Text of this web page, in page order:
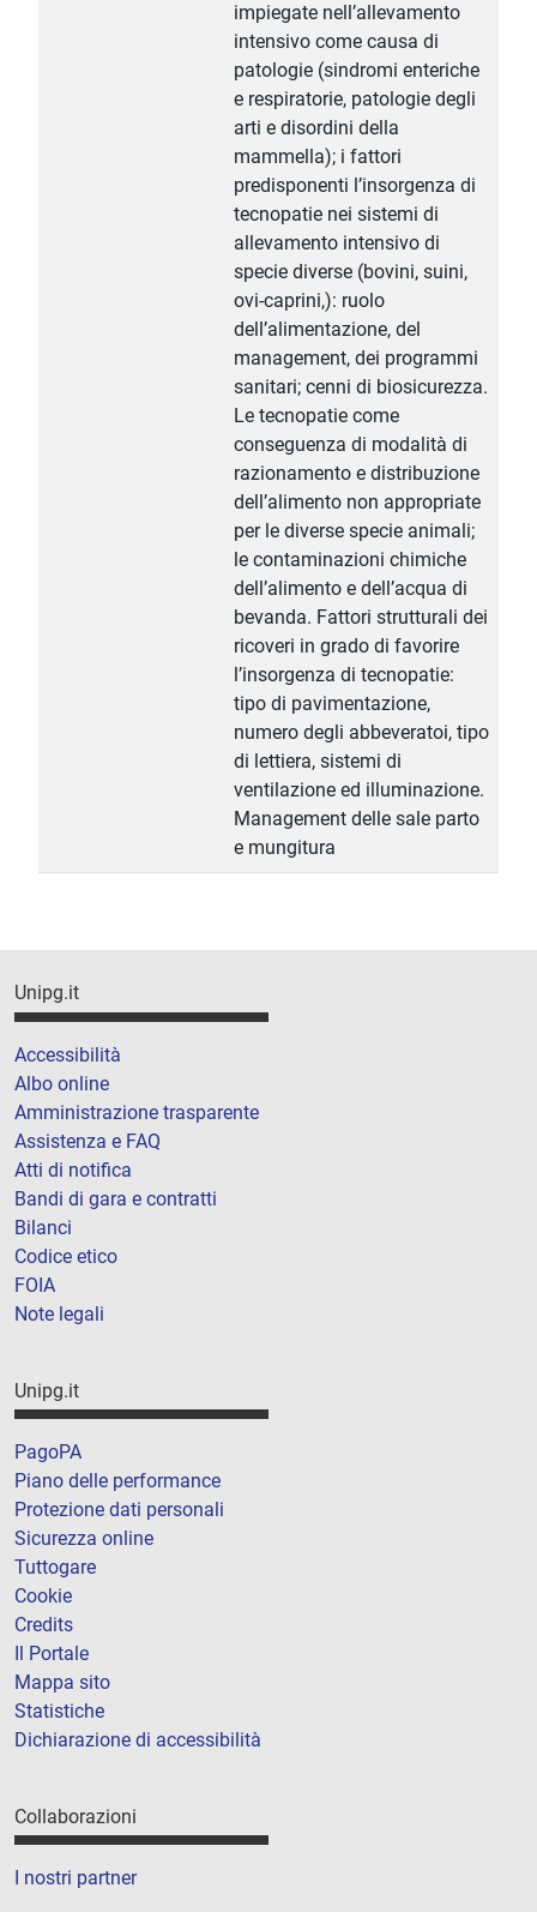
impiegate nell’allevamento
intensivo come causa di
patologie (sindromi enteriche
e respiratorie, patologie degli
arti e disordini della
mammella); i fattori
predisponenti l’insorgenza di
tecnopatie nei sistemi di
allevamento intensivo di
specie diverse (bovini, suini,
ovi-caprini,): ruolo
dell’alimentazione, del
management, dei programmi
sanitari; cenni di biosicurezza.
Le tecnopatie come
conseguenza di modalità di
razionamento e distribuzione
dell’alimento non appropriate
per le diverse specie animali;
le contaminazioni chimiche
dell’alimento e dell’acqua di
bevanda. Fattori strutturali dei
ricoveri in grado di favorire
l’insorgenza di tecnopatie:
tipo di pavimentazione,
numero degli abbeveratoi, tipo
di lettiera, sistemi di
ventilazione ed illuminazione.
Management delle sale parto
e mungitura
Unipg.it
Accessibilità
Albo online
Amministrazione trasparente
Assistenza e FAQ
Atti di notifica
Bandi di gara e contratti
Bilanci
Codice etico
FOIA
Note legali
Unipg.it
PagoPA
Piano delle performance
Protezione dati personali
Sicurezza online
Tuttogare
Cookie
Credits
Il Portale
Mappa sito
Statistiche
Dichiarazione di accessibilità
Collaborazioni
I nostri partner